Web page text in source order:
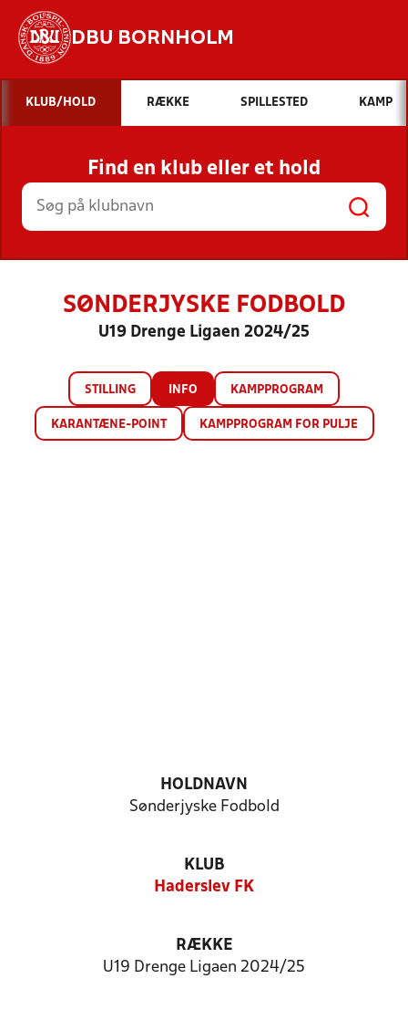
DBU BORNHOLM
Hvad vil du søge efter?
INDHOLD OG NYHEDER
STILLINGER, RESULTATER, KLUBBER OG
HOLD
KLUB/HOLD RÆKKE SPILLESTED KAMP
Find en klub eller et hold
SØNDERJYSKE FODBOLD
U19 Drenge Ligaen 2024/25
STILLING INFO KAMPPROGRAM
KARANTÆNE-POINT KAMPPROGRAM FOR PULJE
HOLDNAVN
Sønderjyske Fodbold
KLUB
Haderslev FK
RÆKKE
U19 Drenge Ligaen 2024/25